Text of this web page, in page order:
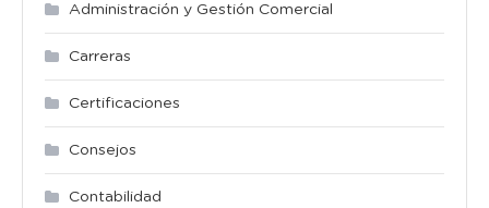
Administración y Gestión Comercial
Carreras
Certificaciones
Consejos
Contabilidad